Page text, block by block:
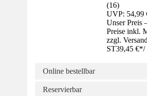
(16)
UVP: 54,99
Unser
Preise inkl.
zzgl.
ST39,45 €*/
Online bestellbar
Reservierbar